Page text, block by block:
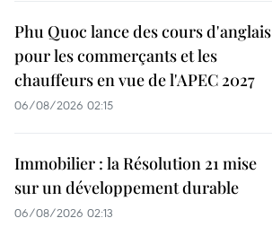
Phu Quoc lance des cours d'anglais
pour les commerçants et les
chauffeurs en vue de l'APEC 2027
06/08/2026 02:15
Immobilier : la Résolution 21 mise
sur un développement durable
06/08/2026 02:13